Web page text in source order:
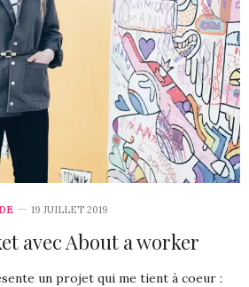
19 JUILLET 2019
avec About a worker
un projet qui me tient à coeur :